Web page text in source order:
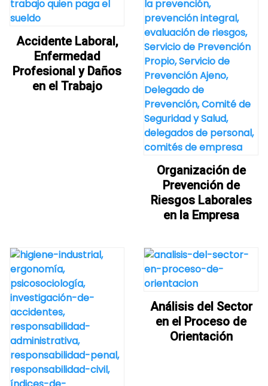
Accidente Laboral,
Enfermedad
Profesional y Daños
en el Trabajo
Organización de
Prevención de
Riesgos Laborales
en la Empresa
Análisis del Sector
en el Proceso de
Orientación